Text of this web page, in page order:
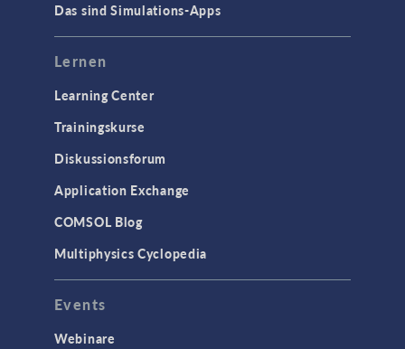
Das sind Simulations-Apps
Lernen
Learning Center
Trainingskurse
Diskussionsforum
Application Exchange
COMSOL Blog
Multiphysics Cyclopedia
Events
Webinare